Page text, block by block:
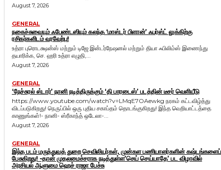
August 7, 2026
GENERAL
நகைச்சுவையும் ஃபேண்டஸியும் கலந்த ‘மாஸ்டர் பிளான்’ ஃபர்ஸ்ட் லுக்கிற்கு
ரசிகர்களிடம் வரவேற்பு!
உத்ரா புரொடக்ஷன்ஸ் மற்றும் டிஜே இன்டர்நேஷனல் மற்றும் தியா ஃபிலிம்ஸ் இணைந்து
தயாரிக்க, செ. ஹரி உத்ரா எழுதி,...
August 7, 2026
GENERAL
‘நேச்சுரல் ஸ்டார்’ நானி நடித்திருக்கும் ‘தி பாரடைஸ்’ படத்தின் டீசர் வெளியீடு
https://www.youtube.com/watch?v=LMqE7OAewkg நரகம் கட்டவிழ்த்து
விடப்படுகிறது! நெருப்பில் ஒரு புதிய சகாப்தம் தொடங்குகிறது! இந்த வெறியாட்டத்தை
காணுங்கள்!- நானி- ஸ்ரீகாந்த் ஒடேலா-...
August 7, 2026
GENERAL
இந்த படம் மருத்துவத் துறை செவிலியர்கள், முன்கள பணியாளர்களின் கஷ்டங்களைப்
பேசுகிறது! -தான் முதலமைச்சராக நடித்துள்ள’செய் செய்யாதே’ பட விழாவில்
அரசியல் ஆளுமை ஹெச் ராஜா பேச்சு